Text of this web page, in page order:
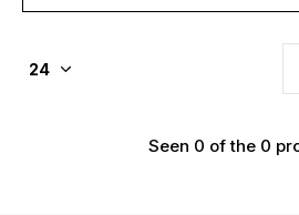
Seen 0 of the 0